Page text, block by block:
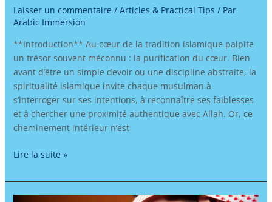
Laisser un commentaire / Articles & Practical Tips / Par
Arabic Immersion
**Introduction** Au cœur de la tradition islamique palpite
un trésor souvent méconnu : la purification du cœur. Bien
avant d’être un simple devoir ou une discipline abstraite, la
spiritualité islamique invite chaque musulman à
s’interroger sur ses intentions, à reconnaître ses faiblesses
et à chercher une proximité authentique avec Allah. Or, ce
cheminement intérieur n’est
Lire la suite »